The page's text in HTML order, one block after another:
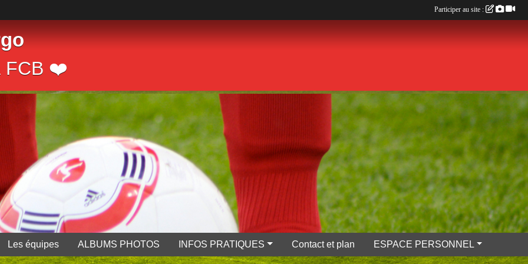
FCB ❤️
Les équipes ALBUMS PHOTOS INFOS PRATIQUES Contact et plan ESPACE PERSONNEL
Participer au site :